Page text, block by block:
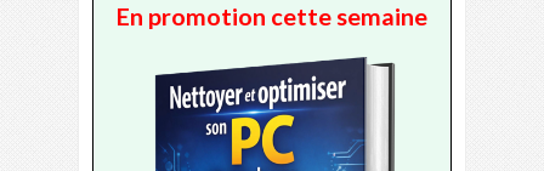
En promotion cette semaine